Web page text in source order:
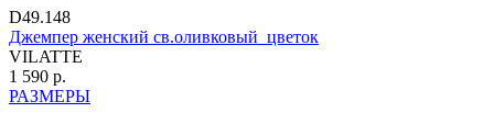
D49.148
Джемпер женский св.оливковый_цветок
VILATTE
1 590 р.
РАЗМЕРЫ